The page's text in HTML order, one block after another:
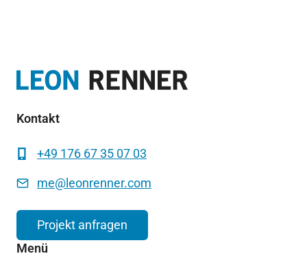
Kontakt
+49 176 67 35 07 03
me@leonrenner.com
Projekt anfragen
Menü